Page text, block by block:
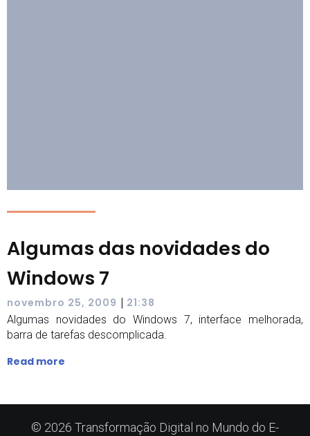
Algumas das novidades do
Windows 7
novembro 25, 2009 | 21:38
Algumas novidades do Windows 7, interface melhorada,
barra de tarefas descomplicada.
Read more
© 2026 Transformação Digital no Mundo do E-